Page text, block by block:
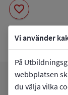
Vi använder
På
webbplatsen
du välja vilka
favorite
Gå till